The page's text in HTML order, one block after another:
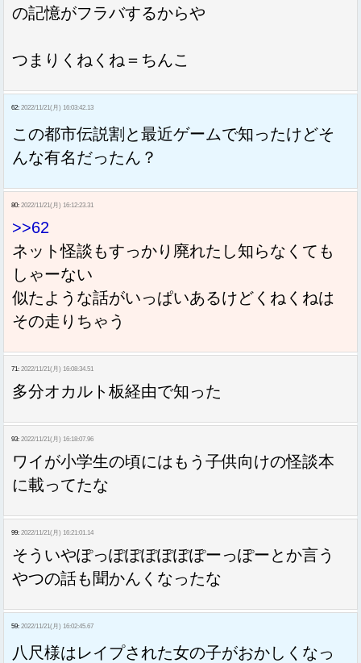
の記憶がフラバするからや
つまりくねくね＝ちんこ
62: 2022/11/21(月) 16:03:42.13
この都市伝説割と最近ゲームで知ったけどそ
んな有名だったん？
80: 2022/11/21(月) 16:12:23.31
>>62
ネット怪談もすっかり廃れたし知らなくても
しゃーない
似たような話がいっぱいあるけどくねくねは
その走りちゃう
71: 2022/11/21(月) 16:08:34.51
多分オカルト板経由で知った
93: 2022/11/21(月) 16:18:07.96
ワイが小学生の頃にはもう子供向けの怪談本
に載ってたな
99: 2022/11/21(月) 16:21:01.14
そういやぽっぽぽぽぽぽぽーっぽーとか言う
やつの話も聞かんくなったな
59: 2022/11/21(月) 16:02:45.67
八尺様はレイプされた女の子がおかしくなっ